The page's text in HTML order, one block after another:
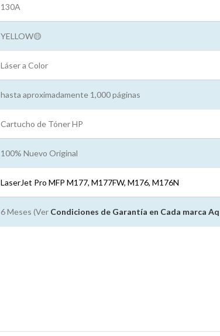
130A
YELLOW🟡
Láser a Color
hasta aproximadamente 1,000 páginas
Cartucho de Tóner HP
100% Nuevo Original
LaserJet Pro MFP M177, M177FW, M176, M176N
6 Meses (Ver Condiciones de Garantía en Cada marca